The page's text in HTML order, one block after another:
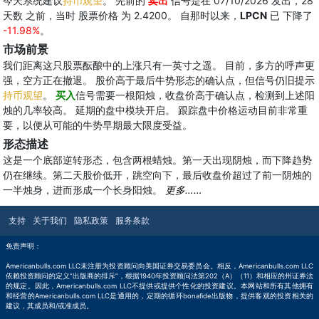
天数 之前，当时 股票价格 为 2.4200。 自那时以来， LPCN 已 下降了
-11.98%。
市场前景
我们距离这只股票酝酿中的上涨只有一英寸之遥。 目前，多方的呼声更
强，空方正在撤退。 股价高于最后牛势形态的确认点，但信号仍旧提示
持币观望。 买入信号需要一根阳烛，收盘价高于确认点，检测到上述阳
烛的几率较高。 延期的盘中模块开启。 跟踪盘中价格运动目前非常重
要，以便从可能的牛势早期最大限度受益。
形态描述
这是一个底部逆转形态，包含两根蜡烛。第一天出现阴烛，而下降趋势
仍在继续。第二天股价低开，跳空向下，最后收盘价超过了前一阴烛的
一半烛身，进而形成一个长身阳烛。
更多……
支持 关于我们 隐私政策 服务条款
免责声明：
Americanbulls.com LLC未注册为投资顾问向美国证券交易委员会。相反，Americanbulls.com LLC
依赖投资顾问的定义“出版商的排斥”，根据1940年投资顾问法第202（A）（11）和相应的州证券法
的规定。因此，Americanbulls.com LLC不提供或提供个性化的投资建议。本网站和所有其他拥有
和经营的Americanbulls.com LLC是通用的，定期的循环bonafide出版物，提供客观的投资相关的
建议，其成员和/或准成员。